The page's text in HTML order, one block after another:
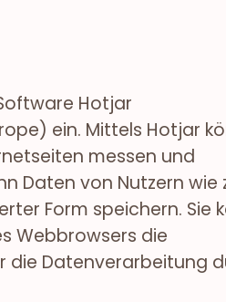
Hotjar
ein. Mittels Hotjar
messen und
Daten von Nutzern wie
Form speichern. Sie
Webbrowsers die
die Datenverarbeitung